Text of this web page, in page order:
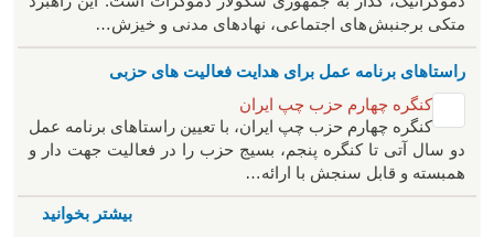
متکی برجنبش های اجتماعی، نهادهای مدنی و خیزش‌…
راستاهای برنامه عمل برای هدایت فعالیت های حزبی
کنگره چهارم حزب چپ ایران
کنگره چهارم حزب چپ ایران، با تعیین راستاهای برنامه عمل
دو سال آتی تا کنگره پنجم، بسیج حزب را در فعالیت جهت دار و
همبسته و قابل سنجش با ارائه…
بیشتر بخوانید